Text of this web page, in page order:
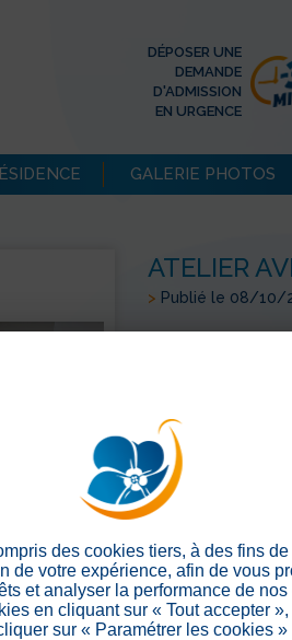
DÉPOSER UNE
DEMANDE
D'ADMISSION
EN URGENCE
GALERIE PHOTOS
ATELIER
> Publié le 08/10/
Petits et grands
Noël. C'est
> Retour aux
Partager sur les
des cookies tiers, à des fins
de votre expérience, afin de vous
et analyser la performance de
en cliquant sur « Tout accepter
sur « Paramétrer les cookies